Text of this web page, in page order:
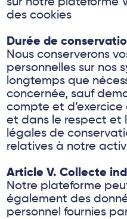
sur notre plateforme
des cookies
Durée de
Nous conserverons
personnelles sur nos
longtemps que
concernée, sauf
compte et d’exercice
et dans le respect et
légales de
relatives à notre
Article V. Collecte
Notre plateforme
également des
personnel fournies